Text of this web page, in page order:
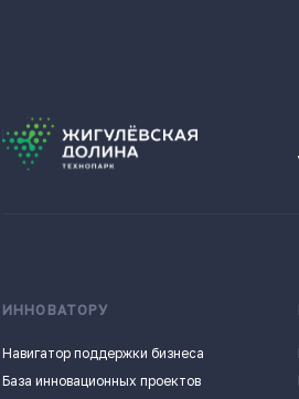
ИННОВАТОРУ
Навигатор поддержки бизнеса
База инновационных проектов